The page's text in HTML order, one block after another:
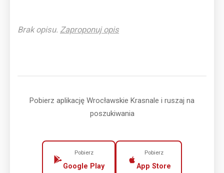
Brak opisu. Zaproponuj opis
Pobierz aplikację Wrocławskie Krasnale i ruszaj na
poszukiwania
Pobierz
Google Play
Pobierz
App Store